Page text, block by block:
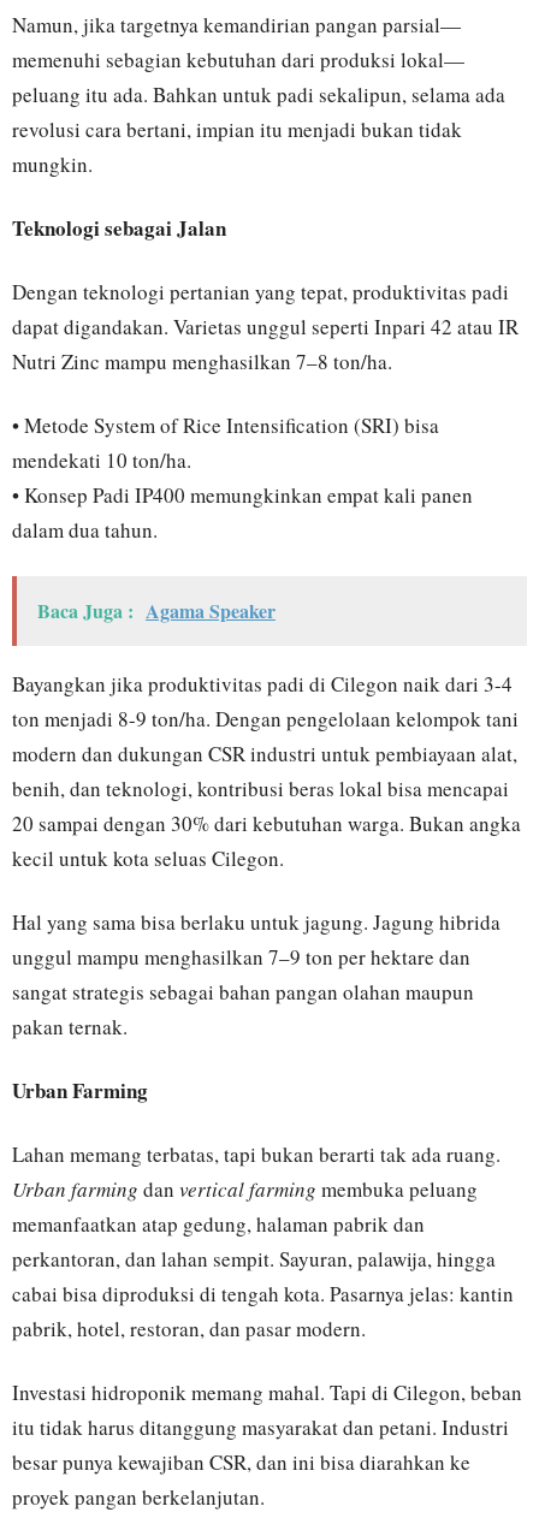
Namun, jika targetnya kemandirian pangan parsial—
memenuhi sebagian kebutuhan dari produksi lokal—
peluang itu ada. Bahkan untuk padi sekalipun, selama ada
revolusi cara bertani, impian itu menjadi bukan tidak
mungkin.
Teknologi sebagai Jalan
Dengan teknologi pertanian yang tepat, produktivitas padi
dapat digandakan. Varietas unggul seperti Inpari 42 atau IR
Nutri Zinc mampu menghasilkan 7–8 ton/ha.
• Metode System of Rice Intensification (SRI) bisa
mendekati 10 ton/ha.
• Konsep Padi IP400 memungkinkan empat kali panen
dalam dua tahun.
Baca Juga : Agama Speaker
Bayangkan jika produktivitas padi di Cilegon naik dari 3-4
ton menjadi 8-9 ton/ha. Dengan pengelolaan kelompok tani
modern dan dukungan CSR industri untuk pembiayaan alat,
benih, dan teknologi, kontribusi beras lokal bisa mencapai
20 sampai dengan 30% dari kebutuhan warga. Bukan angka
kecil untuk kota seluas Cilegon.
Hal yang sama bisa berlaku untuk jagung. Jagung hibrida
unggul mampu menghasilkan 7–9 ton per hektare dan
sangat strategis sebagai bahan pangan olahan maupun
pakan ternak.
Urban Farming
Lahan memang terbatas, tapi bukan berarti tak ada ruang.
Urban farming dan vertical farming membuka peluang
memanfaatkan atap gedung, halaman pabrik dan
perkantoran, dan lahan sempit. Sayuran, palawija, hingga
cabai bisa diproduksi di tengah kota. Pasarnya jelas: kantin
pabrik, hotel, restoran, dan pasar modern.
Investasi hidroponik memang mahal. Tapi di Cilegon, beban
itu tidak harus ditanggung masyarakat dan petani. Industri
besar punya kewajiban CSR, dan ini bisa diarahkan ke
proyek pangan berkelanjutan.